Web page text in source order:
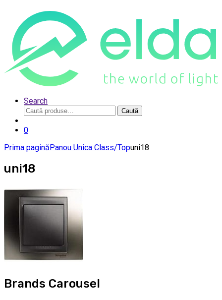
Search
Caută
după:
Caută
0
Prima paginăPanou Unica Class/Topuni18
uni18
Brands Carousel